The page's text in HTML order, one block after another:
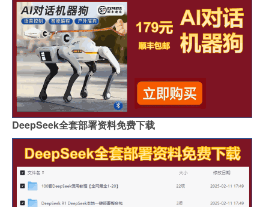
DeepSeek全套部署资料免费下载